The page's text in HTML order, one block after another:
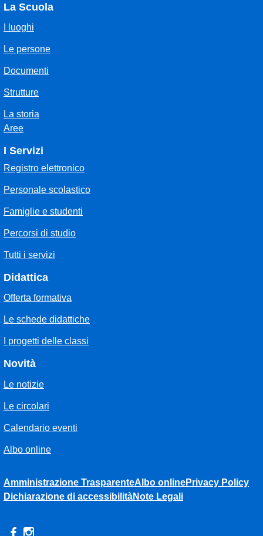
La Scuola
I luoghi
Le persone
Documenti
Strutture
La storia
Aree
I Servizi
Registro elettronico
Personale scolastico
Famiglie e studenti
Percorsi di studio
Tutti i servizi
Didattica
Offerta formativa
Le schede didattiche
I progetti delle classi
Novità
Le notizie
Le circolari
Calendario eventi
Albo online
Amministrazione TrasparenteAlbo onlinePrivacy Policy
Dichiarazione di accessibilitàNote Legali